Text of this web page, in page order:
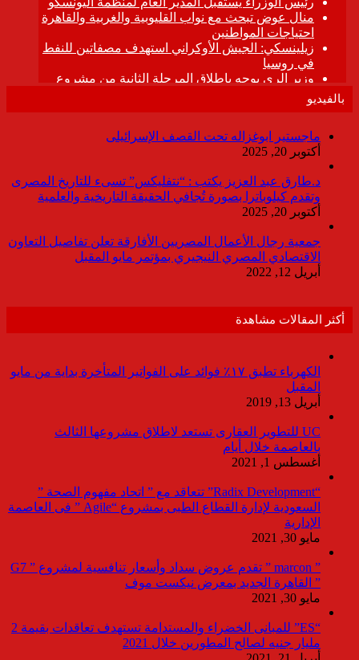
بالفيديو
ماجستير ابوغزاله تحت القصف الإسرائيلى
أكتوبر 20, 2025
د.طارق عبد العزيز يكتب : “نتفليكس” تسىء للتاريخ المصرى
وتقدم كيلوباترا بصورة تُجافي الحقيقة التاريخية والعلمية
أكتوبر 20, 2025
جمعية رجال الأعمال المصريين الأفارقة تعلن تفاصيل التعاون
الاقتصادي المصري النيجيري بمؤتمر مايو المقبل
أبريل 12, 2022
أكثر المقالات مشاهدة
الكهرباء تطبق ١٧٪ فوائد على الفواتير المتأخرة بداية من مايو
المقبل
أبريل 13, 2019
UC للتطوير العقارى تستعد لاطلاق مشروعها الثالث
بالعاصمة خلال أيام
أغسطس 1, 2021
“Radix Development” تتعاقد مع ” اتحاد مفهوم الصحة ”
السعودية لإدارة القطاع الطبى بمشروع “Agile ” فى العاصمة
الإدارية
مايو 30, 2021
” marcon ” تقدم عروض سداد وأسعار تنافسية لمشروع ” G7
” القاهرة الجديد بمعرض نيكست موف
مايو 30, 2021
“ES” للمبانى الخضراء والمستدامة تستهدف تعاقدات بقيمة 2
مليار جنيه لصالح المطورين خلال 2021